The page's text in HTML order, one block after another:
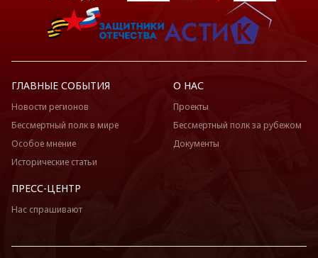
ГЛАВНЫЕ СОБЫТИЯ
Новости регионов
Бессмертный полк в мире
Особое мнение
Исторические статьи
О НАС
Проекты
Бессмертный полк за рубежом
Документы
ПРЕСС-ЦЕНТР
Нас спрашивают